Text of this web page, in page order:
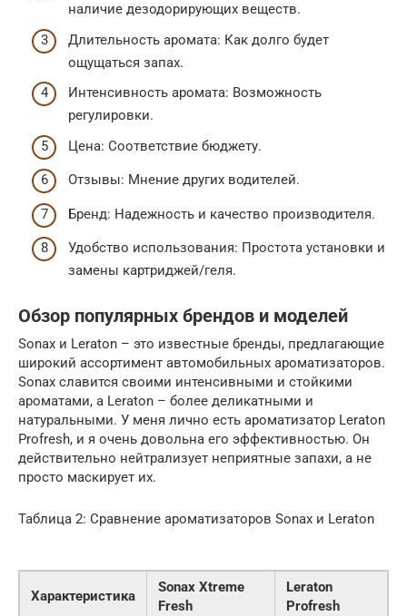
наличие дезодорирующих веществ.
Длительность аромата: Как долго будет
ощущаться запах.
Интенсивность аромата: Возможность
регулировки.
Цена: Соответствие бюджету.
Отзывы: Мнение других водителей.
Бренд: Надежность и качество производителя.
Удобство использования: Простота установки и
замены картриджей/геля.
Обзор популярных брендов и моделей
Sonax и Leraton – это известные бренды, предлагающие
широкий ассортимент автомобильных ароматизаторов.
Sonax славится своими интенсивными и стойкими
ароматами, а Leraton – более деликатными и
натуральными. У меня лично есть ароматизатор Leraton
Profresh, и я очень довольна его эффективностью. Он
действительно нейтрализует неприятные запахи, а не
просто маскирует их.
Таблица 2: Сравнение ароматизаторов Sonax и Leraton
Характеристика
Sonax Xtreme
Fresh
Leraton
Profresh